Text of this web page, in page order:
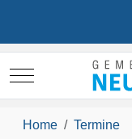
Mobile Menu
Home
Termine